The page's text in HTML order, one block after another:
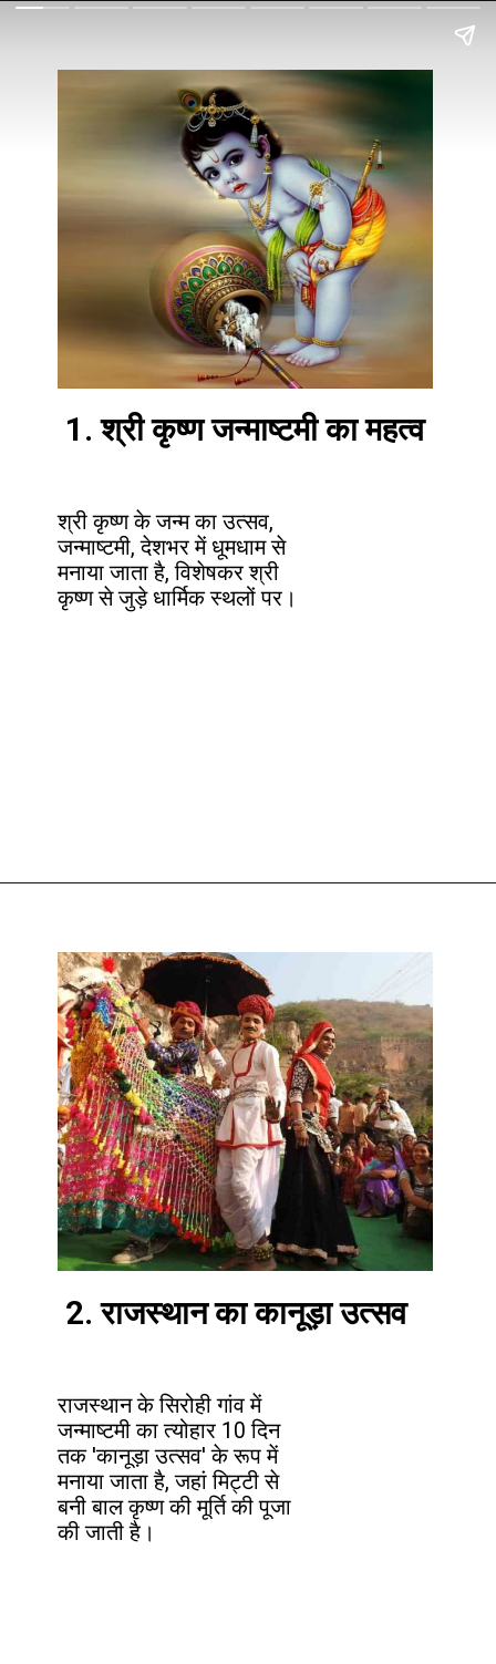
1. श्री कृष्ण जन्माष्टमी का महत्व
श्री कृष्ण के जन्म का उत्सव,
जन्माष्टमी, देशभर में धूमधाम से
मनाया जाता है, विशेषकर श्री
कृष्ण से जुड़े धार्मिक स्थलों पर।
2. राजस्थान का कानूड़ा उत्सव
राजस्थान के सिरोही गांव में
जन्माष्टमी का त्योहार 10 दिन
तक 'कानूड़ा उत्सव' के रूप में
मनाया जाता है, जहां मिट्टी से
बनी बाल कृष्ण की मूर्ति की पूजा
की जाती है।